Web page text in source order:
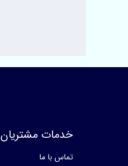
خدمات مشتریان
تماس با ما